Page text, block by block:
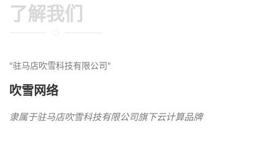
了解我们
"驻马店吹雪科技有限公司"
吹雪网络
隶属于驻马店吹雪科技有限公司旗下云计算品牌